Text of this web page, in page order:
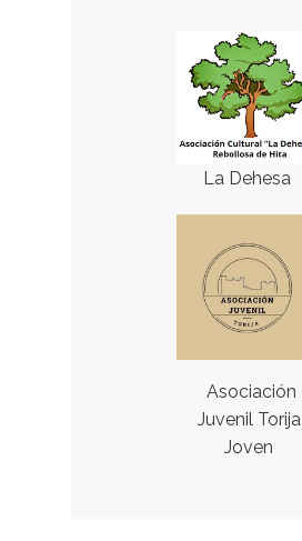
La Dehesa
Asociación
Juvenil Torija
Joven